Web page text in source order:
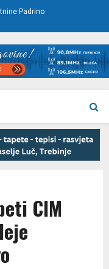
Padrino
CIM